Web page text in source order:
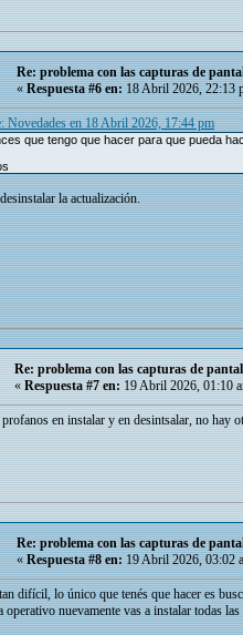
Re: problema con las capturas de
«Respuesta #6 en:18 Abril 2026, 22:13
Novedades en 18 Abril 2026, 17:44 pm
que tengo que hacer para que pueda
la actualización.
Re: problema con las capturas de
« Respuesta #7 en: 19 Abril 2026, 01:10
en instalar y en desintsalar, no hay
Re: problema con las capturas de
«Respuesta #8 en:19 Abril 2026, 03:02
difícil, lo único que tenés que hacer es
operativo nuevamente vas a instalar todas